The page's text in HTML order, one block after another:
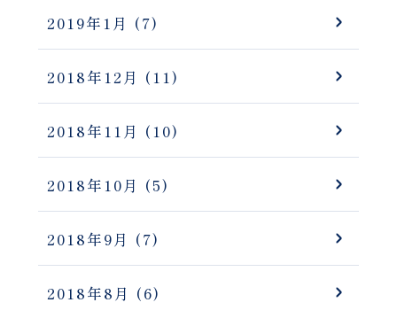
2019年1月 (7)
2018年12月 (11)
2018年11月 (10)
2018年10月 (5)
2018年9月 (7)
2018年8月 (6)